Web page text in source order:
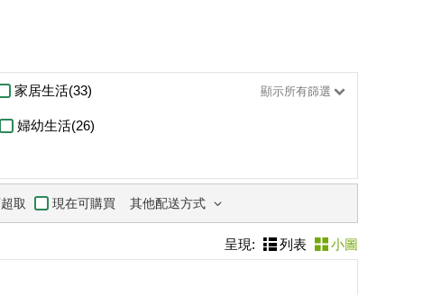
家居生活(33)
婦幼生活(26)
顯示所有篩選
取 現在可購買 其他配送方式
呈現: 列表 小圖